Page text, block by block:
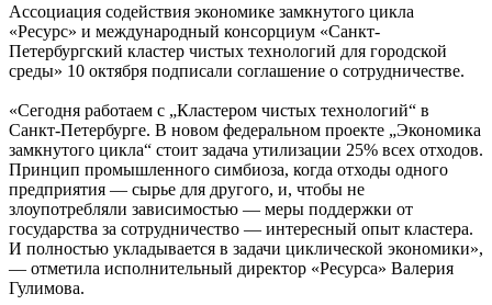
Ассоциация содействия экономике замкнутого цикла
«Ресурс» и международный консорциум «Санкт-
Петербургский кластер чистых технологий для городской
среды» 10 октября подписали соглашение о сотрудничестве.
«Сегодня работаем с „Кластером чистых технологий“ в
Санкт-Петербурге. В новом федеральном проекте „Экономика
замкнутого цикла“ стоит задача утилизации 25% всех отходов.
Принцип промышленного симбиоза, когда отходы одного
предприятия — сырье для другого, и, чтобы не
злоупотребляли зависимостью — меры поддержки от
государства за сотрудничество — интересный опыт кластера.
И полностью укладывается в задачи циклической экономики»,
— отметила исполнительный директор «Ресурса» Валерия
Гулимова.